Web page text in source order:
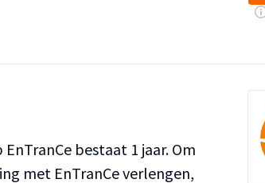
bestaat 1 jaar. Om
met EnTranCe verlengen,